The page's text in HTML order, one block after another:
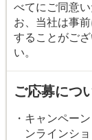
べてにご同意
お、当社は事
することがご
い。
ご応募につ
・キャンペー
ンラインシ